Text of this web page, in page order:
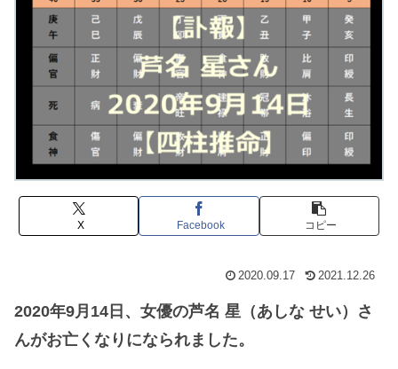
X Facebook コピー
2020.09.17 2021.12.26
2020年9月14日、女優の芦名 星（あしな せい）さ
んがお亡くなりになられました。